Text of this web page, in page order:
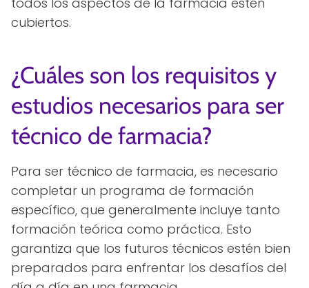
cubiertos.
¿Cuáles son los requisitos y
estudios necesarios para ser
técnico de farmacia?
Para ser técnico de farmacia, es necesario
completar un programa de formación
específico, que generalmente incluye tanto
formación teórica como práctica. Esto
garantiza que los futuros técnicos estén bien
preparados para enfrentar los desafíos del